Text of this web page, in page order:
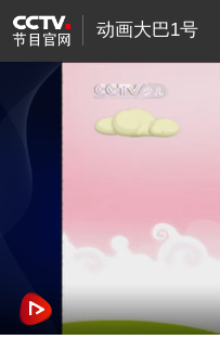
动画大巴1号